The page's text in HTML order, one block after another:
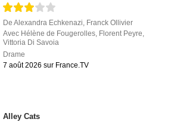
DeAlexandra Echkenazi, Franck Ollivier
Avec Hélène de Fougerolles, Florent Peyre,
Vittoria Di Savoia
Drame
7 août 2026 sur France.TV
Alley Cats